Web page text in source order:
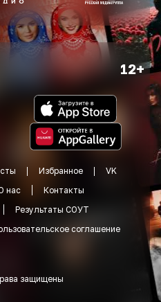
12+
Избранное
VK
нас
Контакты
Результаты СОУТ
соглашение
защищены